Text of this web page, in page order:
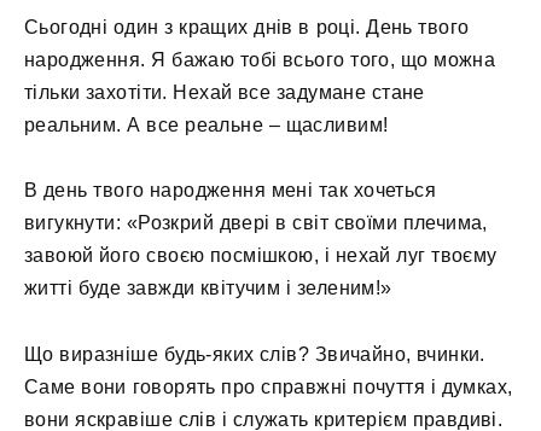
Сьогодні один з кращих днів в році. День твого
народження. Я бажаю тобі всього того, що можна
тільки захотіти. Нехай все задумане стане
реальним. А все реальне – щасливим!
В день твого народження мені так хочеться
вигукнути: «Розкрий двері в світ своїми плечима,
завоюй його своєю посмішкою, і нехай луг твоєму
житті буде завжди квітучим і зеленим!»
Що виразніше будь-яких слів? Звичайно, вчинки.
Саме вони говорять про справжні почуття і думках,
вони яскравіше слів і служать критерієм правдиві.